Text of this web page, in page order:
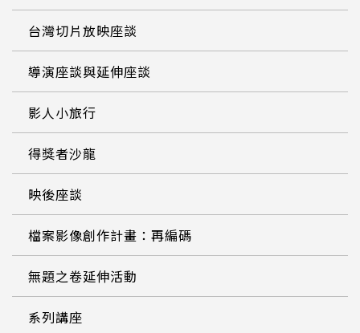
台灣切片放映座談
導演座談與延伸座談
影人小旅行
得獎者沙龍
映後座談
檔案影像創作計畫：再編碼
無題之卷延伸活動
系列講座